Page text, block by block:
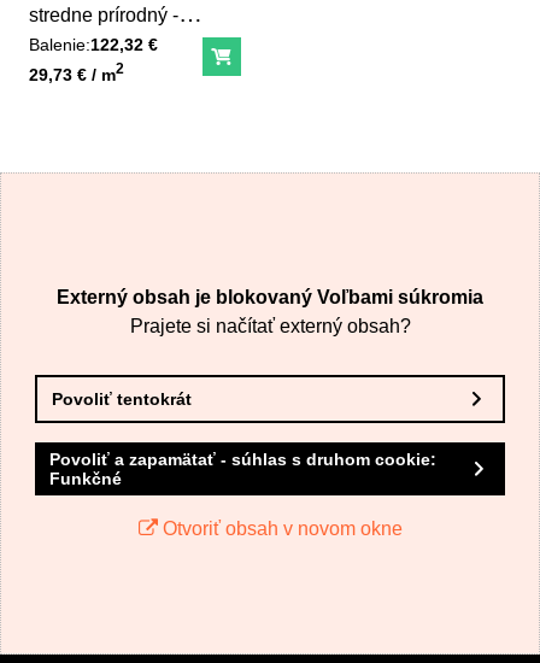
stredne prírodný -
SGMPC20322
Balenie:122,32 €
Unit price
29,73 € / m2 Do košíka
Externý obsah je blokovaný Voľbami súkromia
Prajete si načítať externý obsah?
Povoliť tentokrát
Povoliť a zapamätať - súhlas s druhom cookie:
Funkčné
Otvoriť obsah v novom okne